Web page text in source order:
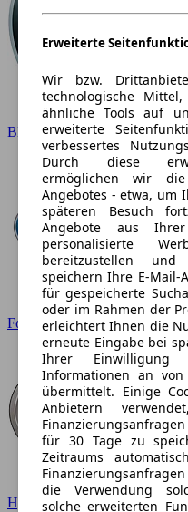
BMW
Ford
Hyundai
Erweiterte
Wir bzw.
technologische
ähnliche Tools auf
erweiterte
verbessertes
Durch diese
ermöglichen wir die
Angebotes - etwa, um
späteren Besuch
Angebote aus
personalisierte
bereitzustellen
speichern Ihre E-Mail-
für gespeicherte
oder im Rahmen der
erleichtert Ihnen die
erneute Eingabe bei
Ihrer Einwilligung
Informationen an
übermittelt. Einige
Anbietern
für 30 Tage zu
Zeitraums
die Verwendung
solche erweiterten